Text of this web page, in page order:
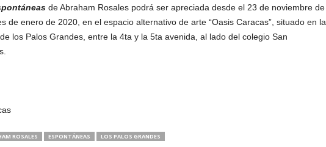
de Abraham Rosales podrá ser apreciada desde el 23 de noviembre de
de enero de 2020, en el espacio alternativo de arte “Oasis Caracas”, situado en la
los Palos Grandes, entre la 4ta y la 5ta avenida, al lado del colegio San
ROSALES ESPONTÁNEAS LOS PALOS GRANDES